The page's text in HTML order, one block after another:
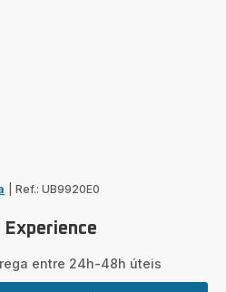
Ref.: UB9920E0
entre 24h-48h úteis